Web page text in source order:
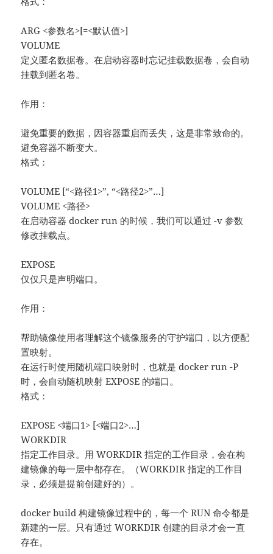
ARG <参数名>[=<默认值>]
VOLUME
定义匿名数据卷。在启动容器时忘记挂载数据卷，会自动
挂载到匿名卷。
作用：
避免重要的数据，因容器重启而丢失，这是非常致命的。
避免容器不断变大。
格式：
VOLUME [“<路径1>”, “<路径2>”…]
VOLUME <路径>
在启动容器 docker run 的时候，我们可以通过 -v 参数
修改挂载点。
EXPOSE
仅仅只是声明端口。
作用：
帮助镜像使用者理解这个镜像服务的守护端口，以方便配
置映射。
在运行时使用随机端口映射时，也就是 docker run -P
时，会自动随机映射 EXPOSE 的端口。
格式：
EXPOSE <端口1> [<端口2>…]
WORKDIR
指定工作目录。用 WORKDIR 指定的工作目录，会在构
建镜像的每一层中都存在。（WORKDIR 指定的工作目
录，必须是提前创建好的）。
docker build 构建镜像过程中的，每一个 RUN 命令都是
新建的一层。只有通过 WORKDIR 创建的目录才会一直
存在。